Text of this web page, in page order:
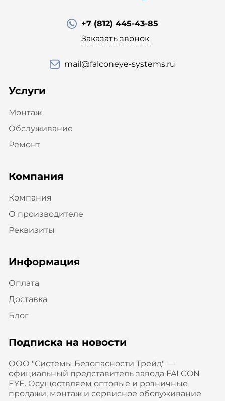
+7 (812) 445-43-85
Заказать звонок
mail@falconeye-systems.ru
Услуги
Монтаж
Обслуживание
Ремонт
Компания
Компания
О производителе
Реквизиты
Информация
Оплата
Доставка
Блог
Подписка на новости
ООО "Системы Безопасности Трейд" —
официальный представитель завода FALCON
EYE. Осуществляем оптовые и розничные
продажи, монтаж и сервисное обслуживание